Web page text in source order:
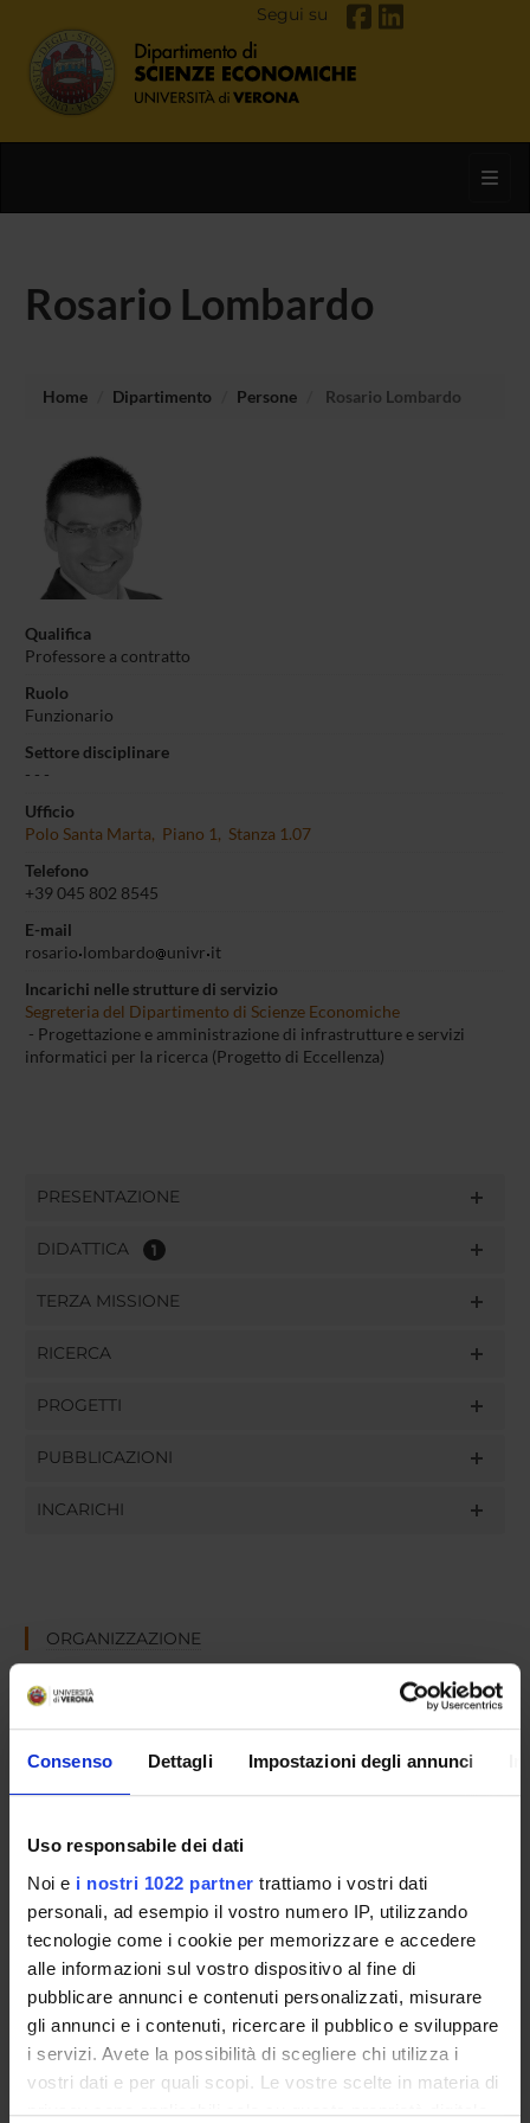
Consenso Dettagli Impostazioni degli annunci
Uso responsabile dei dati
Noi e i nostri 1022 partner trattiamo i vostri dati
personali, ad esempio il vostro numero IP, utilizzando
tecnologie come i cookie per memorizzare e accedere
alle informazioni sul vostro dispositivo al fine di
pubblicare annunci e contenuti personalizzati, misurare
gli annunci e i contenuti, ricercare il pubblico e sviluppare
i servizi. Avete la possibilità di scegliere chi utilizza i
vostri dati e per quali scopi. Le vostre scelte in materia di
privacy sono applicabili solo su questa proprietà digitale
Segui su
Rosario Lombardo
Home Dipartimento Persone Rosario Lombardo
Qualifica
Professore a contratto
Ruolo
Funzionario
Settore disciplinare
- - -
Ufficio
Polo Santa Marta, Piano 1, Stanza 1.07
Telefono
+39 045 802 8545
E-mail
rosario lombardo univr it
Incarichi nelle strutture di servizio
Segreteria del Dipartimento di Scienze Economiche
- Progettazione e amministrazione di infrastrutture e servizi
informatici per la ricerca (Progetto di Eccellenza)
PRESENTAZIONE
DIDATTICA 1
TERZA MISSIONE
RICERCA
PROGETTI
PUBBLICAZIONI
INCARICHI
ORGANIZZAZIONE
GOVERNANCE
UFFICI E STRUTTURE DI SERVIZIO
SERVIZI DI SEGRETERIA STUDENTI
STRUTTURE DEL DIPARTIMENTO
LABORATORI DI RICERCA
CENTRI DI RICERCA
BIBLIOTECHE
SPIN OFF E AZIENDE